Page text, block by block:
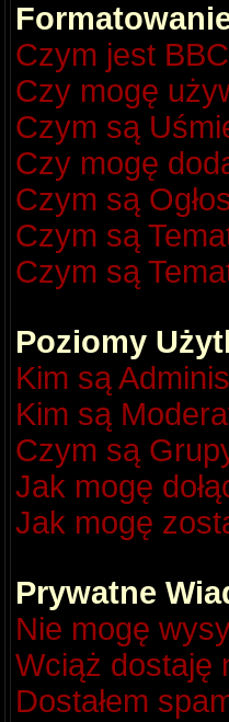
Czym jest
Czy mogę
Czym są
Czy mogę
Czym są
Czym są
Czym są
Poziomy
Kim są
Kim są
Czym są
Jak mogę
Jak mogę
Prywatne
Nie mogę
Wciąż dostaję
Dostałem